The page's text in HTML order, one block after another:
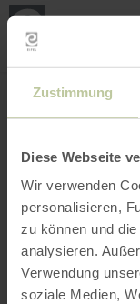
Zustimmung
Diese Webseite
Wir verwenden
personalisieren,
zu können und
analysieren.
Verwendung
soziale Medien,